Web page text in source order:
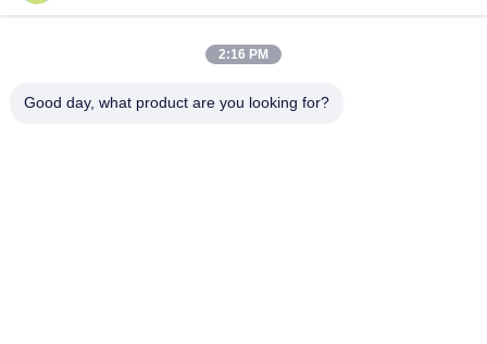
Küstenmotorschiff-
2:16 PM
Good day, what product are you looking for?